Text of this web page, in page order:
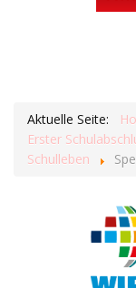
Aktuelle Seite:
Erster
Schulleben